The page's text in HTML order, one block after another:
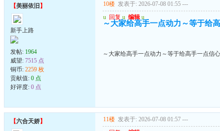
【美丽依旧 】
新手上路
发帖: 1964
威望: 7515 点
铜币: 2259 枚
贡献值: 0 点
好评度: 0 点
10楼 发表于: 2026-07-08 01:55 ---
u 回复 u 编辑 u
～大家给高手一点动力～等于给
～大家给高手一点动力～等于给高手一点信
【六合天娇】 11楼 发表于: 2026-07-08 01:57 ---